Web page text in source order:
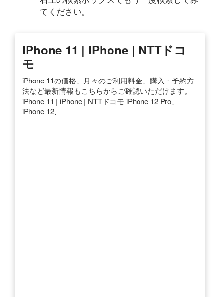
てください。
IPhone 11 | IPhone | NTTドコ
モ
iPhone 11の価格、月々のご利用料金、購入・予約方
法など最新情報もこちらからご確認いただけます。
iPhone 11 | iPhone | NTTドコモ iPhone 12 Pro、
iPhone 12、